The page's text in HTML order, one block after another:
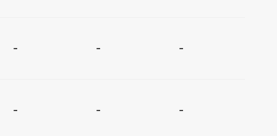
- - -
- - -